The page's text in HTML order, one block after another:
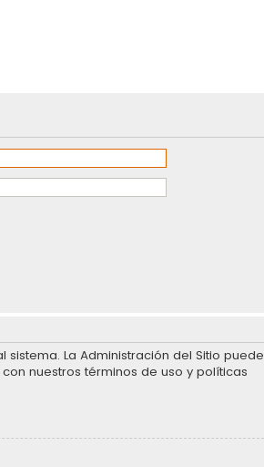
La Administración del Sitio puede
nuestros términos de uso y políticas